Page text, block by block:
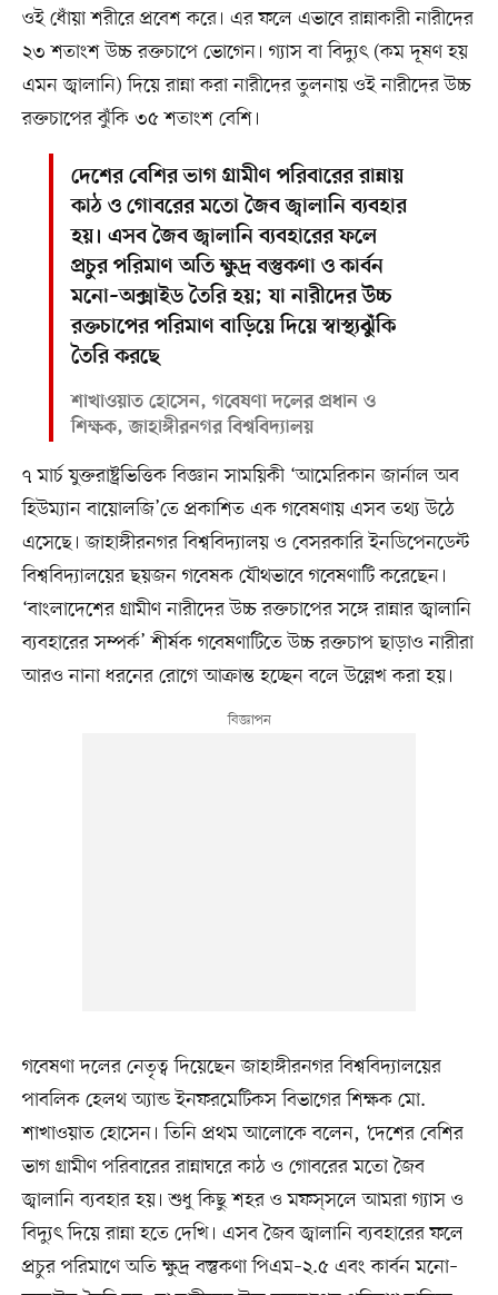
ওই ধোঁয়া শরীরে প্রবেশ করে। এর ফলে এভাবে রান্নাকারী নারীদের
২৩ শতাংশ উচ্চ রক্তচাপে ভোগেন। গ্যাস বা বিদ্যুৎ (কম দূষণ হয়
এমন জ্বালানি) দিয়ে রান্না করা নারীদের তুলনায় ওই নারীদের উচ্চ
রক্তচাপের ঝুঁকি ৩৫ শতাংশ বেশি।
দেশের বেশির ভাগ গ্রামীণ পরিবারের রান্নায়
কাঠ ও গোবরের মতো জৈব জ্বালানি ব্যবহার
হয়। এসব জৈব জ্বালানি ব্যবহারের ফলে
প্রচুর পরিমাণ অতি ক্ষুদ্র বস্তুকণা ও কার্বন
মনো–অক্সাইড তৈরি হয়; যা নারীদের উচ্চ
রক্তচাপের পরিমাণ বাড়িয়ে দিয়ে স্বাস্থ্যঝুঁকি
তৈরি করছে
শাখাওয়াত হোসেন, গবেষণা দলের প্রধান ও
শিক্ষক, জাহাঙ্গীরনগর বিশ্ববিদ্যালয়
৭ মার্চ যুক্তরাষ্ট্রভিত্তিক বিজ্ঞান সাময়িকী ‘আমেরিকান জার্নাল অব
হিউম্যান বায়োলজি’তে প্রকাশিত এক গবেষণায় এসব তথ্য উঠে
এসেছে। জাহাঙ্গীরনগর বিশ্ববিদ্যালয় ও বেসরকারি ইনডিপেনডেন্ট
বিশ্ববিদ্যালয়ের ছয়জন গবেষক যৌথভাবে গবেষণাটি করেছেন।
‘বাংলাদেশের গ্রামীণ নারীদের উচ্চ রক্তচাপের সঙ্গে রান্নার জ্বালানি
ব্যবহারের সম্পর্ক’ শীর্ষক গবেষণাটিতে উচ্চ রক্তচাপ ছাড়াও নারীরা
আরও নানা ধরনের রোগে আক্রান্ত হচ্ছেন বলে উল্লেখ করা হয়।
গবেষণা দলের নেতৃত্ব দিয়েছেন জাহাঙ্গীরনগর বিশ্ববিদ্যালয়ের
পাবলিক হেলথ অ্যান্ড ইনফরমেটিকস বিভাগের শিক্ষক মো.
শাখাওয়াত হোসেন। তিনি প্রথম আলোকে বলেন, ‘দেশের বেশির
ভাগ গ্রামীণ পরিবারের রান্নাঘরে কাঠ ও গোবরের মতো জৈব
জ্বালানি ব্যবহার হয়। শুধু কিছু শহর ও মফস্‌সলে আমরা গ্যাস ও
বিদ্যুৎ দিয়ে রান্না হতে দেখি। এসব জৈব জ্বালানি ব্যবহারের ফলে
প্রচুর পরিমাণে অতি ক্ষুদ্র বস্তুকণা পিএম–২.৫ এবং কার্বন মনো–